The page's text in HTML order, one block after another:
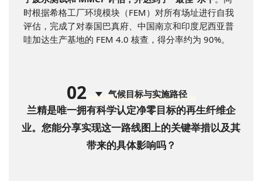
时根据希格工厂环境模块（FEM）对所有场址进行自我
评估，完成了对泰国巴真府、中国南京和印度尼西亚普
哇加达生产基地的 FEM 4.0 核查，得分率约为 90%。
02 气候目标与实施路径
兰精是唯一拥有科学认定净零目标的再生纤维企
业。您能分享实现这一路线图上的关键举措以及其
带来的具体影响吗？